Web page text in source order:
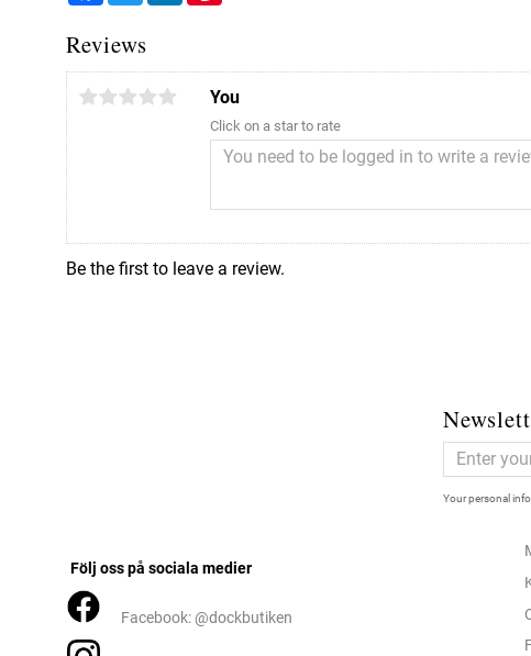
Reviews
You
Click on a star to rate
Be the first to leave a review.
Your personal
Följ oss på sociala medier
Facebook: @dockbutiken